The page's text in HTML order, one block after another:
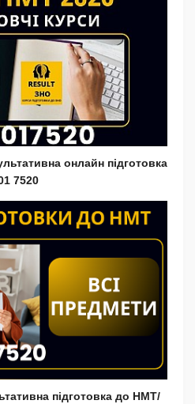
онлайн підготовка
7520
підготовка до НМТ/